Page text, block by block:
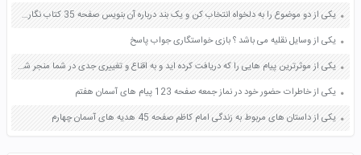
یکی از دو موضوع را به دلخواه انتخاب کن و یک بند درباره آن بنویس صفحه 35 کتاب نگارش فارسی سوم
یکی از وسایل نقلیه می باشد ؟ بازی خواستگاری جواب پاسخ
یکی از موثرترین پیام هایی را که دریافت کرده اید و به اقناع و تغییری جدی در شما منجر شده است برسی کنید و علت این تاثیر گذاری قابل توجه را بنویسید صفحه 52 تفکر و سواد رسانه ای دهم
یکی از خاطرات حضور خود در نماز جمعه صفحه 123 پیام های آسمان هفتم
یکی از داستان های مربوط به زندگی امام کاظم صفحه 45 هدیه های آسمان چهارم